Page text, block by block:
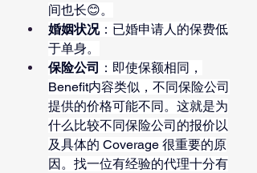
间也长😊。
婚姻状况 ：已婚申请人的保费低
于单身。
保险公司 ：即使保额相同，
Benefit内容类似，不同保险公司
提供的价格可能不同。这就是为
什么比较不同保险公司的报价以
及具体的 Coverage 很重要的原
因。找一位有经验的代理十分有